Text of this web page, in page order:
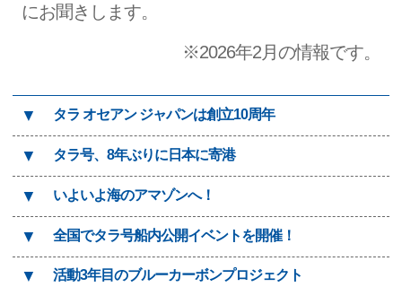
にお聞きします。
※2026年2月の情報です。
▼ タラ オセアン ジャパンは創立10周年
▼ タラ号、8年ぶりに日本に寄港
▼ いよいよ海のアマゾンへ！
▼ 全国でタラ号船内公開イベントを開催！
▼ 活動3年目のブルーカーボンプロジェクト